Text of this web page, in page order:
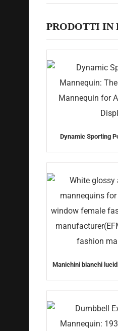
PRODOTTI IN
Dynamic Sporting
Manichini bianchi